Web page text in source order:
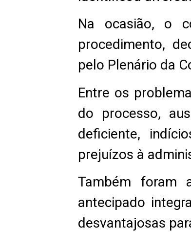
Na ocasião, o
procedimento,
pelo Plenário da
Entre os
do processo,
deficiente,
prejuízos à
Também foram
antecipado
desvantajosas